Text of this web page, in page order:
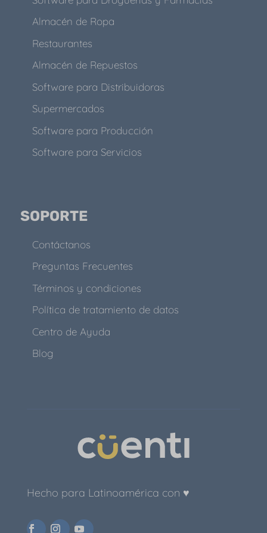
Almacén de Ropa
Restaurantes
Almacén de Repuestos
Software para Distribuidoras
Supermercados
Software para Producción
Software para Servicios
SOPORTE
Contáctanos
Preguntas Frecuentes
Términos y condiciones
Política de tratamiento de datos
Centro de Ayuda
Blog
Hecho para Latinoamérica con ♥